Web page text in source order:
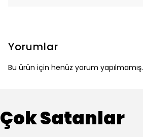
Yorumlar
Bu ürün için henüz yorum yapılmamış.
Çok Satanlar